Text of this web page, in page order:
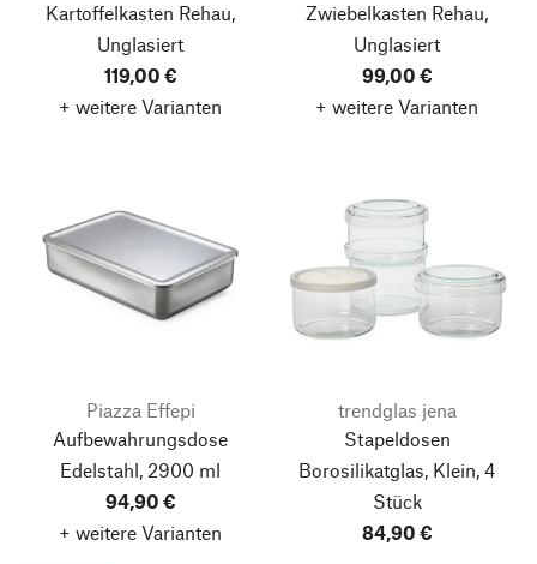
Kartoffelkasten Rehau,
Unglasiert
119,00 €
+ weitere Varianten
Zwiebelkasten Rehau,
Unglasiert
99,00 €
+ weitere Varianten
Piazza Effepi
Aufbewahrungsdose
Edelstahl, 2900 ml
94,90 €
+ weitere Varianten
trendglas jena
Stapeldosen
Borosilikatglas, Klein, 4
Stück
84,90 €